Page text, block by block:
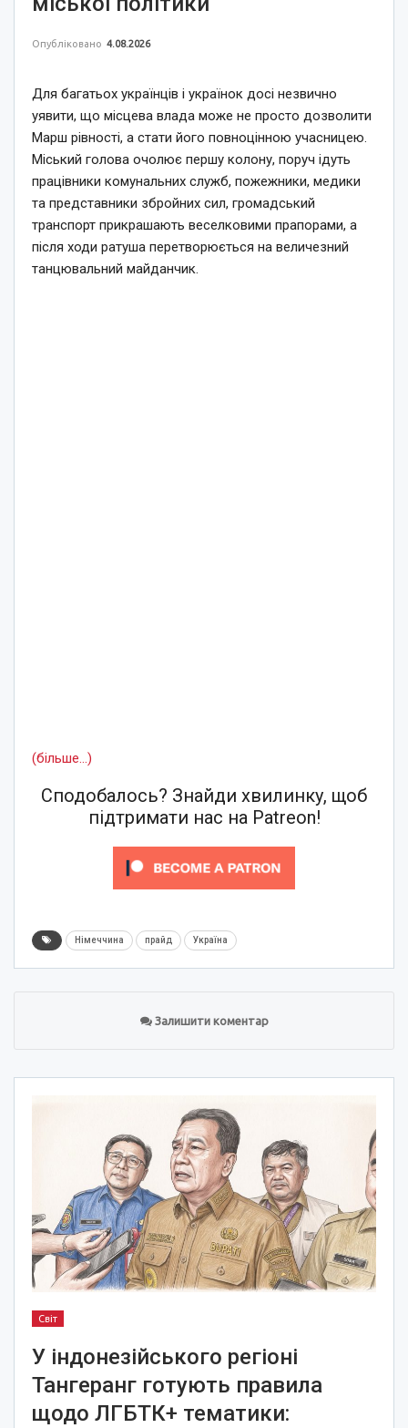
Опубліковано 4.08.2026
Для багатьох українців і українок досі незвично
уявити, що місцева влада може не просто дозволити
Марш рівності, а стати його повноцінною учасницею.
Міський голова очолює першу колону, поруч ідуть
працівники комунальних служб, пожежники, медики
та представники збройних сил, громадський
транспорт прикрашають веселковими прапорами, а
після ходи ратуша перетворюється на величезний
танцювальний майданчик.
(більше…)
Сподобалось? Знайди хвилинку, щоб
підтримати нас на Patreon!
Німеччина прайд Україна
Залишити коментар
Світ
У індонезійського регіоні
Тангеранг готують правила
щодо ЛГБТК+ тематики: